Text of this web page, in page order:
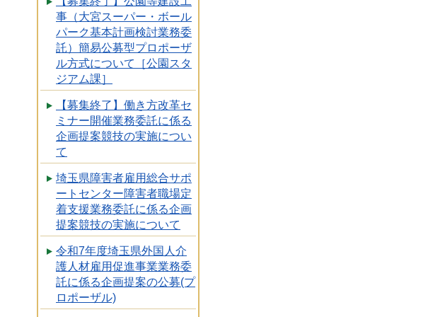
事（大宮スーパー・ボール
パーク基本計画検討業務委
託）簡易公募型プロポーザ
ル方式について［公園スタ
ジアム課］
【募集終了】働き方改革セ
ミナー開催業務委託に係る
企画提案競技の実施につい
て
埼玉県障害者雇用総合サポ
ートセンター障害者職場定
着支援業務委託に係る企画
提案競技の実施について
令和7年度埼玉県外国人介
護人材雇用促進事業業務委
託に係る企画提案の公募(プ
ロポーザル)